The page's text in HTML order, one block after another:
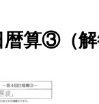
暦算③（